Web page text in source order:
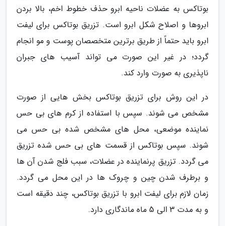
بوتاکس به عضلات ناحیه ابرو حذف خطوط اخم، بالا بردن
ابروها و اصلاح شکل ابرو است. تزریق بوتاکس برای لیفت
ابرو باید حتماً از طریق برترین متخصصان پوست و مو انجام
گردد؛ در غیر این صورت می تواند آسیب های جبران
ناپذیری به صورت وارد کند.
در این روش برای تزریق بوتاکس بخش هایی از صورت
مشخص می شوند. سپس با استفاده از کرم های بی حس
نماینده موضعی، محل های مشخص شده بی حس می
شوند. سپس بوتاکس از قسمت های بی حس شده تزریق
می گردد. تزریق پرنماینده در عضلات، سبب فلج شدن آن ها
و برطرف شدن چین و چروک ها در این محل می گردد.
زمان لازم برای لیفت ابرو با تزریق بوتاکس، چند دقیقه است
و به مدت 3 الی 5 ماه ماندگاری دارد.